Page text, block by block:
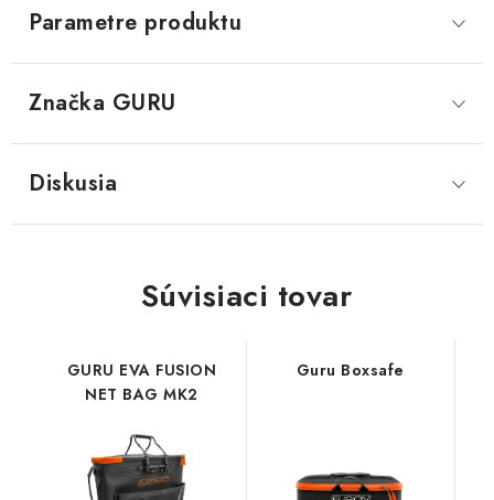
Parametre produktu
Značka GURU
Diskusia
Súvisiaci tovar
GURU EVA FUSION
NET BAG MK2
Guru Boxsafe